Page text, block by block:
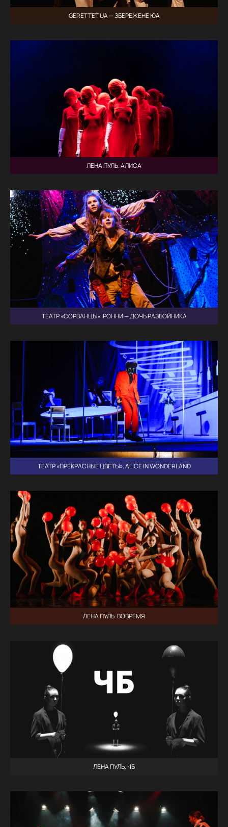
GERETTET UA — ЗБЕРЕЖЕНЕ ЮА
ЛЕНА ПУЛЬ. АЛИСА
ТЕАТР «СОРВАНЦЫ». РОННИ — ДОЧЬ РАЗБОЙНИКА
ТЕАТР «ПРЕКРАСНЫЕ ЦВЕТЫ». ALICE IN WONDERLAND
ЛЕНА ПУЛЬ. ВОВРЕМЯ
ЛЕНА ПУЛЬ. ЧБ